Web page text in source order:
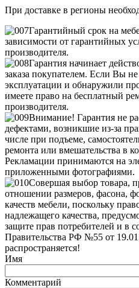
При доставке в регионы
Гарантийный срок на
зависимости от гарантийных
производителя.
Гарантия начинает
заказа покупателем. Если Вы
эксплуатации и обнаружили
имеете право на бесплатный
производителя.
Внимание! Гарантия не
дефектами, возникшие из-за
числе при подъеме,
ремонта или вмешательства в
Рекламации принимаются на
приложенными фотографиями.
Совершая выбор товара,
отношении размеров, фасона,
качеств мебели, поскольку
надлежащего качества,
защите прав потребителей и в
Правительства РФ №55 от
распространяется!
Имя
Комментарий